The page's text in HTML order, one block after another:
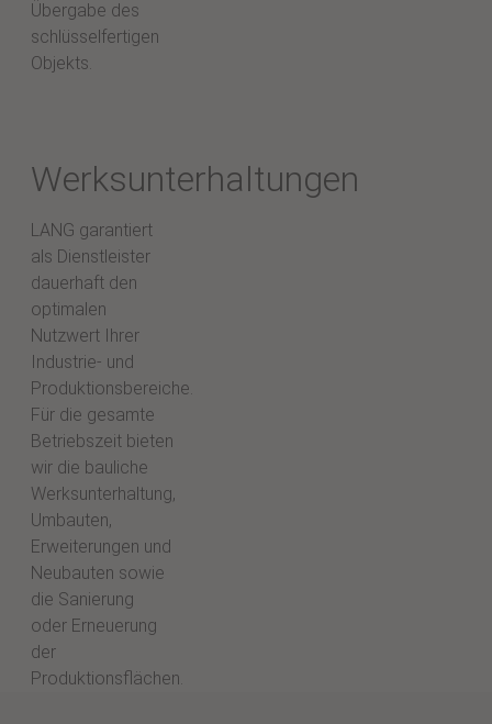
Übergabe des
schlüsselfertigen
Objekts.
Werksunterhaltungen
LANG garantiert
als Dienstleister
dauerhaft den
optimalen
Nutzwert Ihrer
Industrie- und
Produktionsbereiche.
Für die gesamte
Betriebszeit bieten
wir die bauliche
Werksunterhaltung,
Umbauten,
Erweiterungen und
Neubauten sowie
die Sanierung
oder Erneuerung
der
Produktionsflächen.